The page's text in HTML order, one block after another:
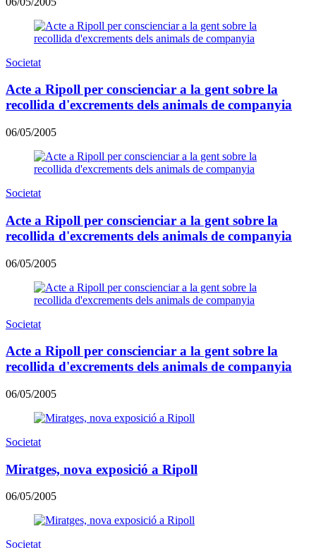
Societat
Acte a Ripoll per conscienciar a la gent sobre la
recollida d'excrements dels animals de companyia
06/05/2005
Societat
Acte a Ripoll per conscienciar a la gent sobre la
recollida d'excrements dels animals de companyia
06/05/2005
Societat
Acte a Ripoll per conscienciar a la gent sobre la
recollida d'excrements dels animals de companyia
06/05/2005
Societat
Miratges, nova exposició a Ripoll
06/05/2005
Societat